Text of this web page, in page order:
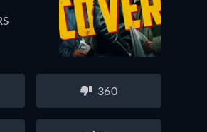
360